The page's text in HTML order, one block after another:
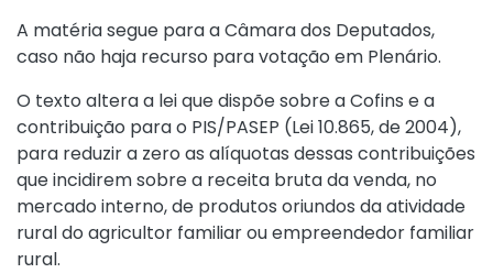
A matéria segue para a Câmara dos Deputados,
caso não haja recurso para votação em Plenário.
O texto altera a lei que dispõe sobre a Cofins e a
contribuição para o PIS/PASEP (Lei 10.865, de 2004),
para reduzir a zero as alíquotas dessas contribuições
que incidirem sobre a receita bruta da venda, no
mercado interno, de produtos oriundos da atividade
rural do agricultor familiar ou empreendedor familiar
rural.